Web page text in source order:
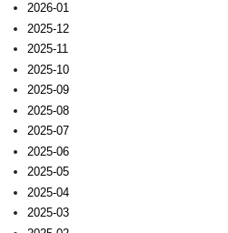
2026-01
2025-12
2025-11
2025-10
2025-09
2025-08
2025-07
2025-06
2025-05
2025-04
2025-03